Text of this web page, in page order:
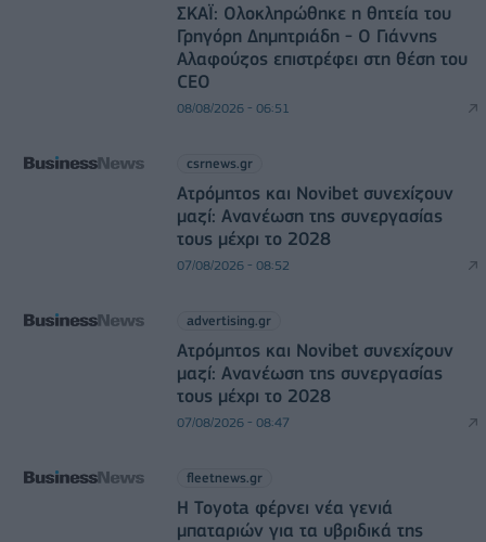
ΣΚΑΪ: Ολοκληρώθηκε η θητεία του
Γρηγόρη Δημητριάδη - Ο Γιάννης
Αλαφούζος επιστρέφει στη θέση του
CEO
08/08/2026 - 06:51
csrnews.gr
Ατρόμητος και Novibet συνεχίζουν
μαζί: Ανανέωση της συνεργασίας
τους μέχρι το 2028
07/08/2026 - 08:52
advertising.gr
Ατρόμητος και Novibet συνεχίζουν
μαζί: Ανανέωση της συνεργασίας
τους μέχρι το 2028
07/08/2026 - 08:47
fleetnews.gr
Η Toyota φέρνει νέα γενιά
μπαταριών για τα υβριδικά της